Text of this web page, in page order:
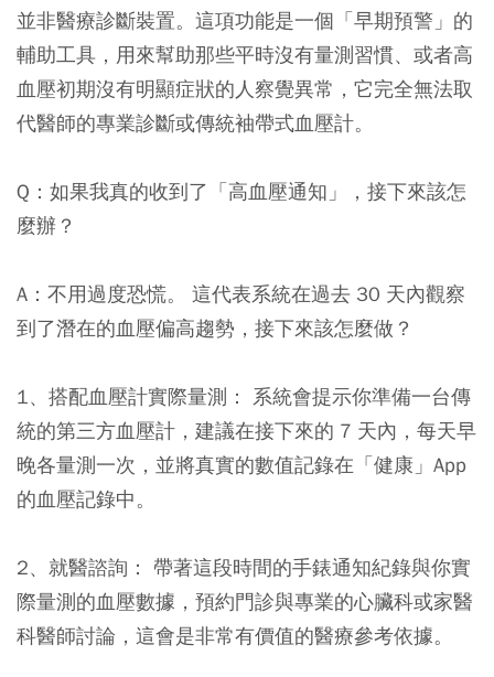
並非醫療診斷裝置。這項功能是一個「早期預警」的
輔助工具，用來幫助那些平時沒有量測習慣、或者高
血壓初期沒有明顯症狀的人察覺異常，它完全無法取
代醫師的專業診斷或傳統袖帶式血壓計。
Q：如果我真的收到了「高血壓通知」，接下來該怎
麼辦？
A：不用過度恐慌。 這代表系統在過去 30 天內觀察
到了潛在的血壓偏高趨勢，接下來該怎麼做？
1、搭配血壓計實際量測： 系統會提示你準備一台傳
統的第三方血壓計，建議在接下來的 7 天內，每天早
晚各量測一次，並將真實的數值記錄在「健康」App
的血壓記錄中。
2、就醫諮詢： 帶著這段時間的手錶通知紀錄與你實
際量測的血壓數據，預約門診與專業的心臟科或家醫
科醫師討論，這會是非常有價值的醫療參考依據。